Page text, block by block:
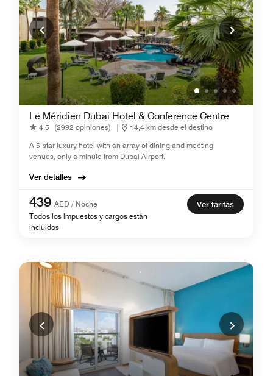
Le Méridien Dubai Hotel & Conference Centre
4.5 (2992 opiniones) |
14,4 km desde el destino
A 5-star luxury hotel with an array of dining and meeting
venues, only a minute from Dubai Airport.
Ver detalles
439 AED / Noche
Todos los impuestos y cargos están
incluidos
Ver tarifas